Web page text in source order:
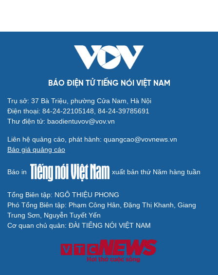
Cải chính
BÁO ĐIỆN TỬ TIẾNG NÓI VIỆT NAM
Trụ sở: 37 Bà Triệu, phường Cửa Nam, Hà Nội
Điện thoại: 84-24-22105148, 84-24-39785691
Thư điện tử: baodientuvov@vov.vn
Liên hệ quảng cáo, phát hành: quangcao@vovnews.vn
Báo giá quảng cáo
Báo in xuất bản thứ Năm hàng tuần
Tổng Biên tập: NGÔ THIỆU PHONG
Phó Tổng Biên tập: Phạm Công Hân, Đặng Thị Khanh, Giang
Trung Sơn, Nguyễn Tuyết Yến
Cơ quan chủ quản: ĐÀI TIẾNG NÓI VIỆT NAM